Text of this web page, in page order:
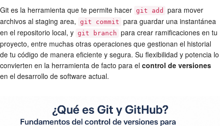
Git es la herramienta que te permite hacer git add
para mover
archivos al staging area, git commit para guardar una instantánea
en el repositorio local, y git branch para crear ramificaciones en tu
proyecto, entre muchas otras operaciones que gestionan el historial
de tu código de manera eficiente y segura. Su flexibilidad y potencia lo
convierten en la herramienta de facto para el control de versiones
en el desarrollo de software actual.